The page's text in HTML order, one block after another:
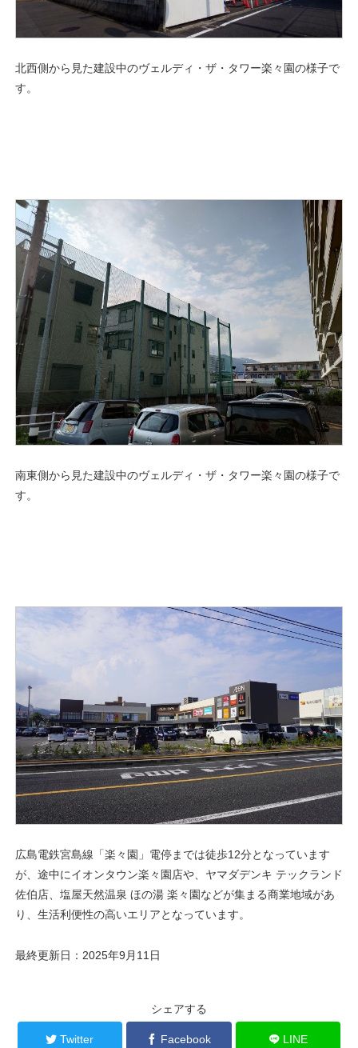
北西側から見た建設中のヴェルディ・ザ・タワー楽々園の様子で
す。
南東側から見た建設中のヴェルディ・ザ・タワー楽々園の様子で
す。
広島電鉄宮島線「楽々園」電停までは徒歩12分となっています
が、途中にイオンタウン楽々園店や、ヤマダデンキ テックランド
佐伯店、塩屋天然温泉 ほの湯 楽々園などが集まる商業地域があ
り、生活利便性の高いエリアとなっています。
最終更新日：2025年9月11日
シェアする
Twitter Facebook LINE